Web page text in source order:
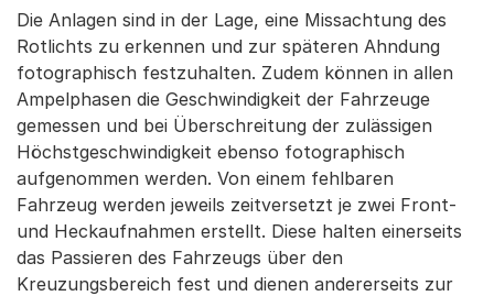
Die Anlagen sind in der Lage, eine Missachtung des
Rotlichts zu erkennen und zur späteren Ahndung
fotographisch festzuhalten. Zudem können in allen
Ampelphasen die Geschwindigkeit der Fahrzeuge
gemessen und bei Überschreitung der zulässigen
Höchstgeschwindigkeit ebenso fotographisch
aufgenommen werden. Von einem fehlbaren
Fahrzeug werden jeweils zeitversetzt je zwei Front-
und Heckaufnahmen erstellt. Diese halten einerseits
das Passieren des Fahrzeugs über den
Kreuzungsbereich fest und dienen andererseits zur